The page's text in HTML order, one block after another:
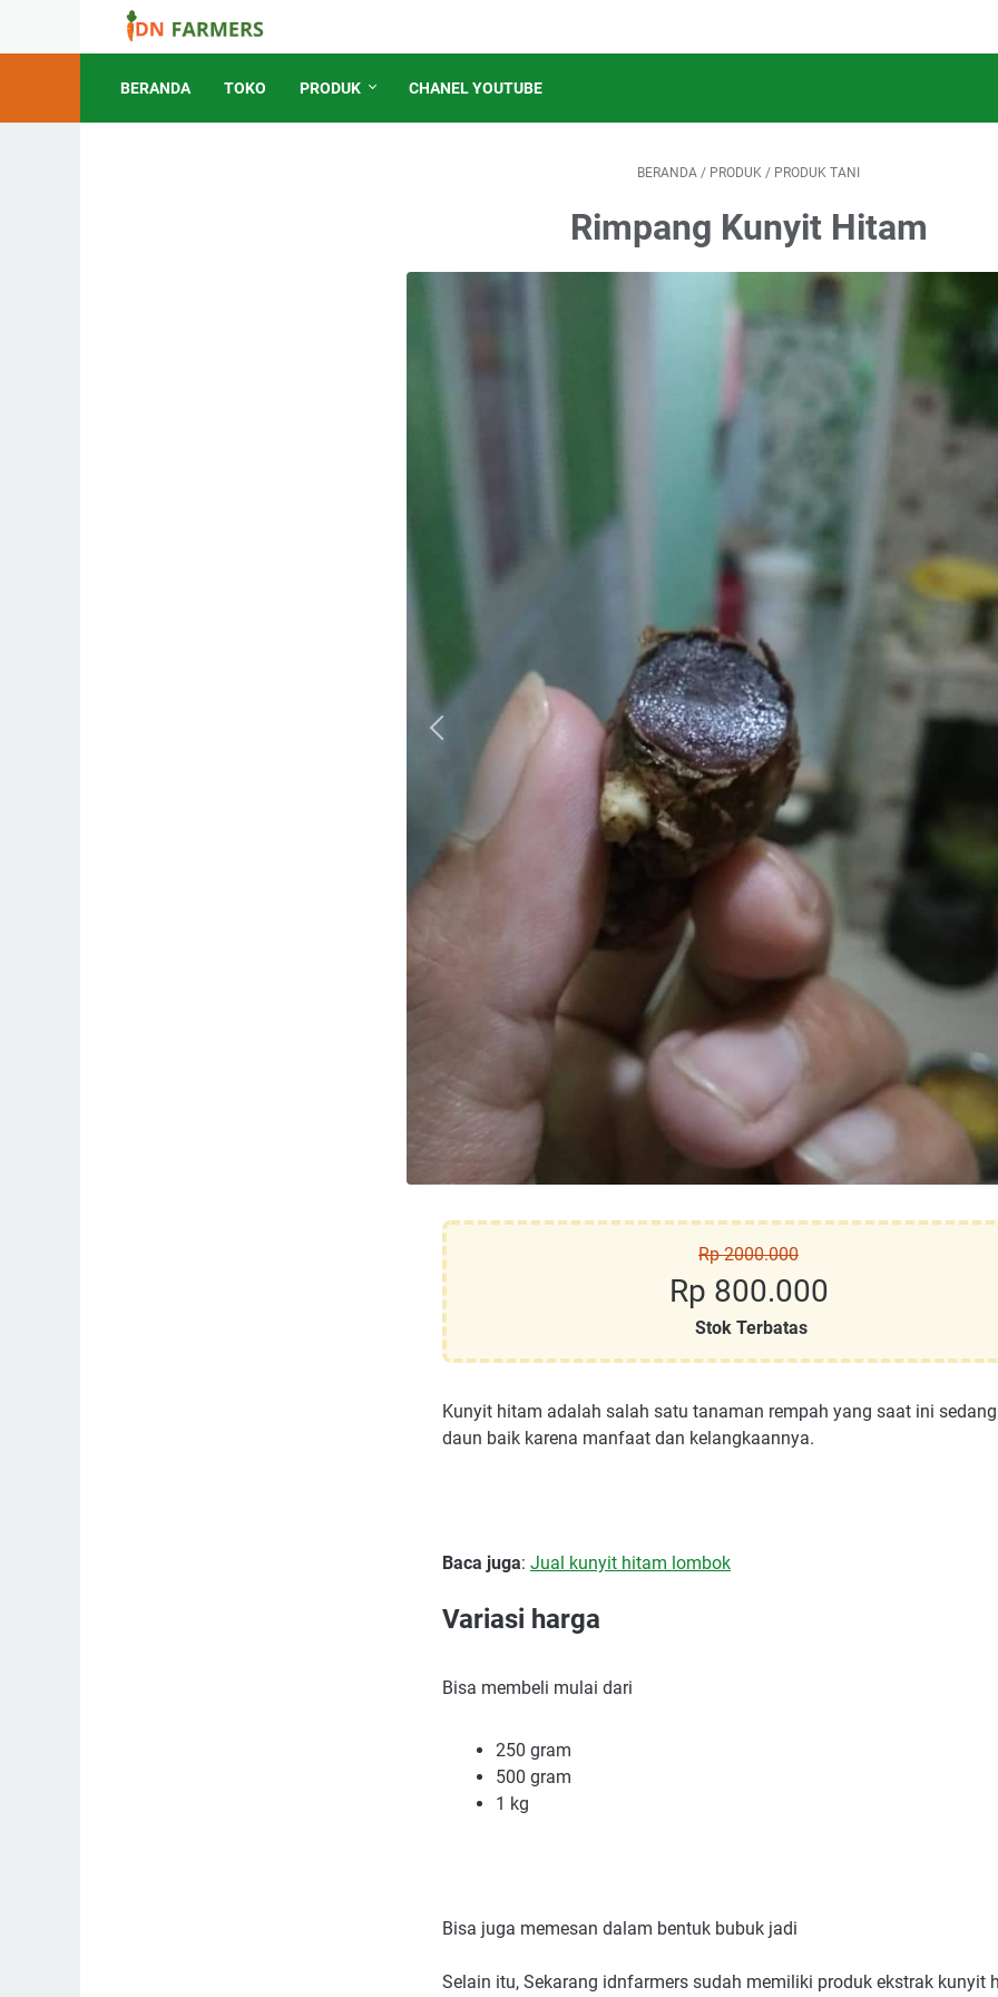
BERANDA TOKO PRODUK CHANEL YOUTUBE
BERANDA / PRODUK / PRODUK TANI
Rimpang Kunyit Hitam
Rp 2000.000
Rp 800.000
Stok Terbatas
Kunyit hitam adalah salah satu tanaman rempah yang saat ini
daun baik karena manfaat dan kelangkaannya.
Baca juga: Jual kunyit hitam lombok
Variasi harga
Bisa membeli mulai dari
250 gram
500 gram
1 kg
Bisa juga memesan dalam bentuk bubuk jadi
Selain itu, Sekarang idnfarmers sudah memiliki produk ekstrak kunyit